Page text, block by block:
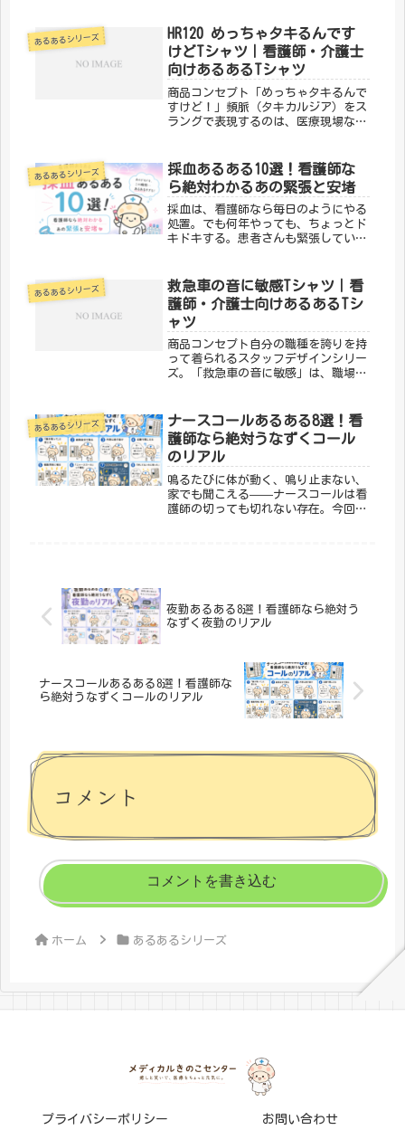
から生まれたのが「こう見えてシリー
ズ」です。医療・介護の現場には、本
当...
あるあるシリーズ
HR120 めっちゃタキるんです
けどTシャツ｜看護師・介護士
向けあるあるTシャツ
商品コンセプト「めっちゃタキるんで
すけど！」頻脈（タキカルジア）をス
ラングで表現するのは、医療現場なら
療スラングをそのままTシャツにした
デザインです。「メディカルきの
こ...
あるあるシリーズ
採血あるある10選！看護師な
ら絶対わかるあの緊張と安堵
採血は、看護師なら毎日のようにやる
処置。でも何年やっても、ちょっとド
キドキする。患者さんも緊張している
「わかる！」を10個集めました。患者
さん編① 「血管細いってよく言わ
れ...
あるあるシリーズ
救急車の音に敏感Tシャツ｜看
護師・介護士向けあるあるTシ
ャツ
商品コンセプト自分の職種を誇りを持
って着られるスタッフデザインシリー
ズ。「救急車の音に敏感」は、職場で
「メディカルきのこセンター」が手が
けるこのデザインは、医療・介護の
現...
あるあるシリーズ
ナースコールあるある8選！看
護師なら絶対うなずくコール
のリアル
鳴るたびに体が動く、鳴り止まない、
家でも聞こえる——ナースコールは看
護師の切っても切れない存在。今回は
夜勤あるある8選！看護師なら絶対う
なずく夜勤のリアル
ナースコールあるある8選！看護師な
ら絶対うなずくコールのリアル
コメント
コメントを書き込む
ホーム あるあるシリーズ
プライバシーポリシー お問い合わせ